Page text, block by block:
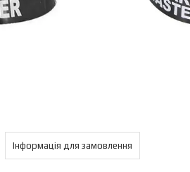
Інформація для замовлення